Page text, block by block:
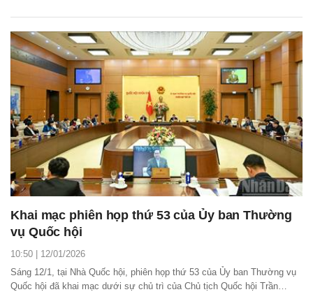
Khai mạc phiên họp thứ 53 của Ủy ban Thường
vụ Quốc hội
10:50 | 12/01/2026
Sáng 12/1, tại Nhà Quốc hội, phiên họp thứ 53 của Ủy ban Thường vụ
Quốc hội đã khai mạc dưới sự chủ trì của Chủ tịch Quốc hội Trần